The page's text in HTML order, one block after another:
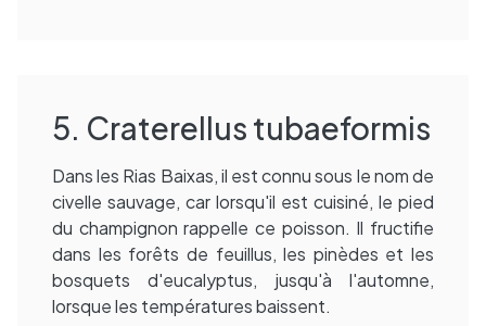
5. Craterellus tubaeformis
Dans les Rias Baixas, il est connu sous le nom de
civelle sauvage, car lorsqu'il est cuisiné, le pied
du champignon rappelle ce poisson. Il fructifie
dans les forêts de feuillus, les pinèdes et les
bosquets d'eucalyptus, jusqu'à l'automne,
lorsque les températures baissent.